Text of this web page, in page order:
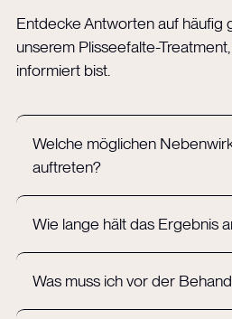
Entdecke Antworten auf häufig
unserem Plisseefalte-
informiert bist.
Welche möglichen
auftreten?
Wie lange hält das Ergebnis
Was muss ich vor der